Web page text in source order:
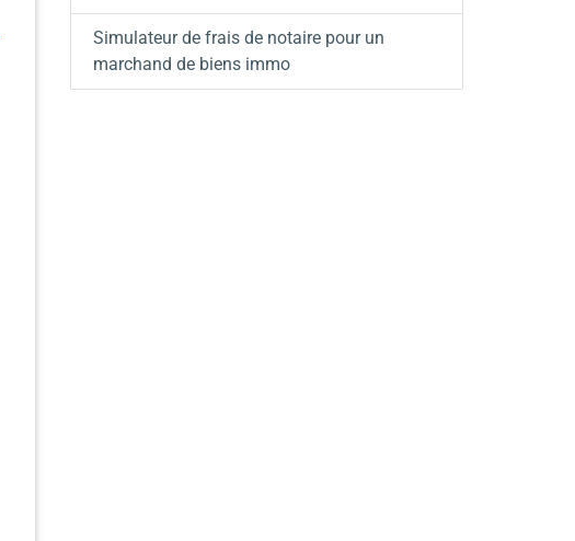
Simulateur de frais de notaire pour un
marchand de biens immo